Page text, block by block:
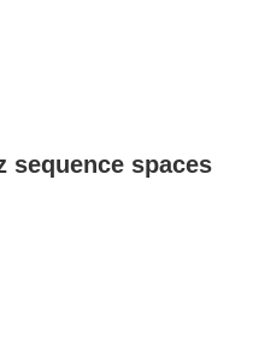
sequence spaces